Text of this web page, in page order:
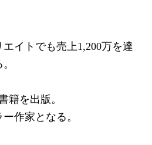
イトでも売上1,200万を達
籍を出版。
作家となる。